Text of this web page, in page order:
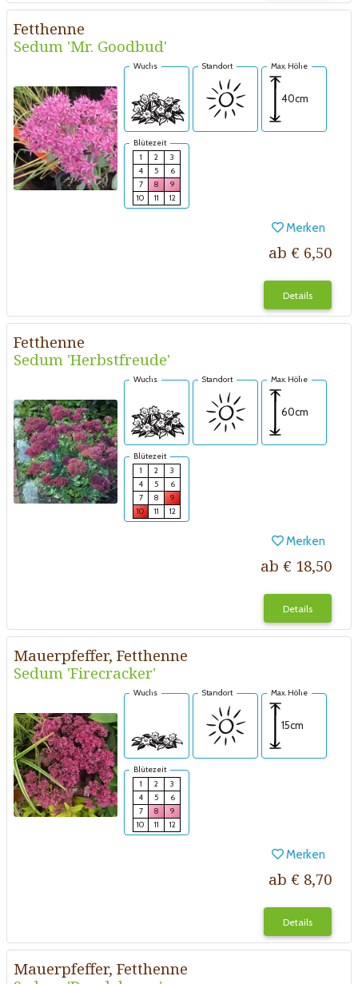
Fetthenne
Sedum 'Mr. Goodbud'
Wuchs Standort Max. Höhe
40cm
Blütezeit
1
2
3
4
5
6
7
8
9
10
11 12
Merken
ab € 6,50
Details
Fetthenne
Sedum 'Herbstfreude'
Wuchs Standort Max. Höhe
60cm
Blütezeit
1
2
3
4
5
6
7
8
9
10
11 12
Merken
ab € 18,50
Details
Mauerpfeffer, Fetthenne
Sedum 'Firecracker'
Wuchs Standort Max. Höhe
15cm
Blütezeit
1
2
3
4
5
6
7
8
9
10
11 12
Merken
ab € 8,70
Details
Mauerpfeffer, Fetthenne